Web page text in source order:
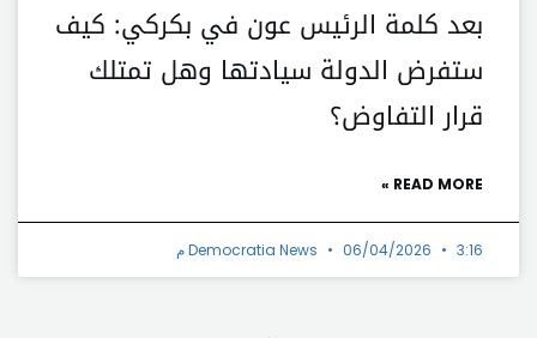
بعد كلمة الرئيس عون في بكركي: كيف
ستفرض الدولة سيادتها وهل تمتلك
قرار التفاوض؟
READ MORE »
Democratia News 06/04/2026 3:16 م